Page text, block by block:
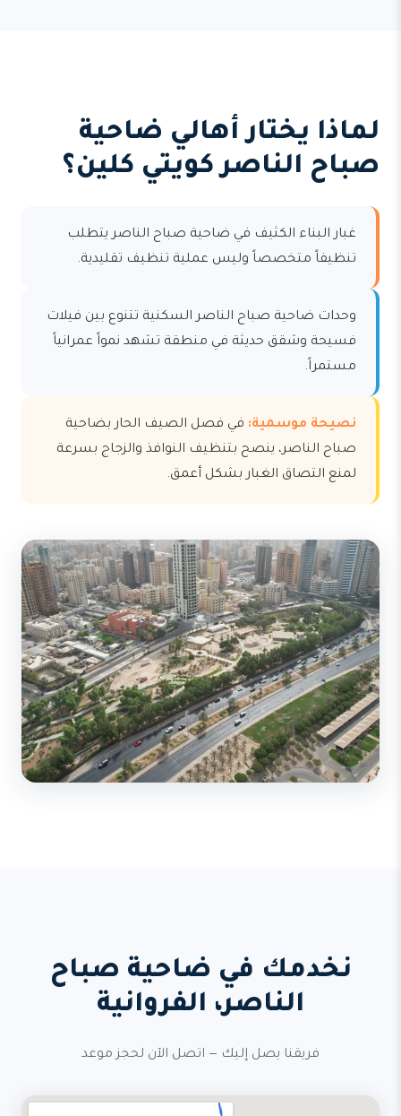
لماذا يختار أهالي ضاحية
صباح الناصر كويتي كلين؟
غبار البناء الكثيف في ضاحية صباح الناصر يتطلب
تنظيفاً متخصصاً وليس عملية تنظيف تقليدية.
وحدات ضاحية صباح الناصر السكنية تتنوع بين فيلات
فسيحة وشقق حديثة في منطقة تشهد نمواً عمرانياً
مستمراً.
نصيحة موسمية: في فصل الصيف الحار بضاحية
صباح الناصر، ينصح بتنظيف النوافذ والزجاج بسرعة
لمنع التصاق الغبار بشكل أعمق.
نخدمك في ضاحية صباح
الناصر، الفروانية
فريقنا يصل إليك — اتصل الآن لحجز موعد